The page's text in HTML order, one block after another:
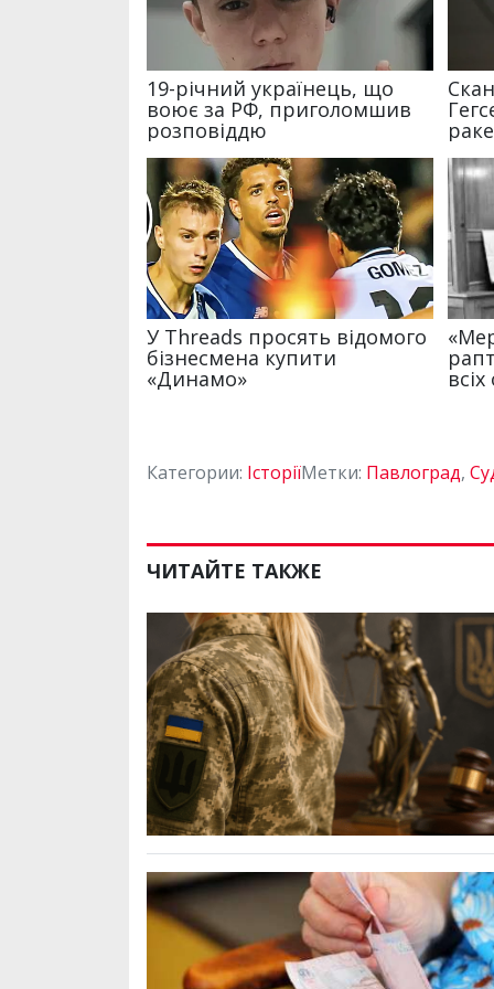
Категории: ІсторіїМетки: Павлоград,
ЧИТАЙТЕ ТАКЖЕ